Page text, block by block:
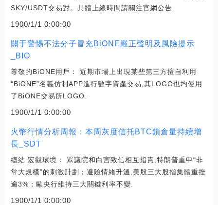
SKY/USDT交易對。具體上線時間請關注官網公告.
1900/1/1 0:00:00
關于警惕不法分子冒充BiONE嚴正聲明及風險提示
_BIO
尊敬的BiONE用戶： 近期市場上出現某些第三方擅自利用
“BiONE”名義仿制APP進行數字資產交易,其LOGO也均使用
了BiONE交易所LOGO.
1900/1/1 0:00:00
火幣行情分析周報：本周灰度信托BTC鎖倉量持續增
長_SDT
總結 宏觀環境： 眾議院和白宮致信相互指責,特朗普重申“非
常大規模”的刺激計劃；避險情緒升溫,美股三大股指集體重挫
逾3%；歐央行維持三大關鍵利率不變.
1900/1/1 0:00:00